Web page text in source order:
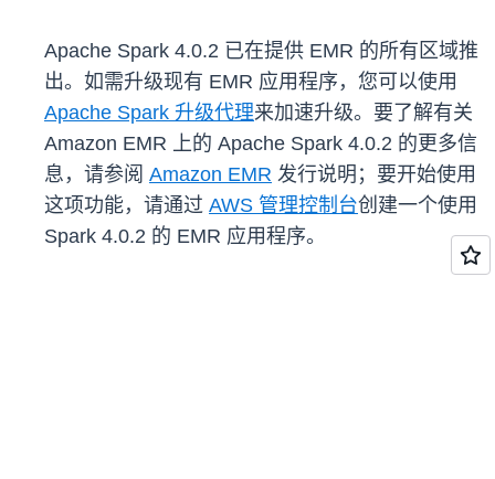
Apache Spark 4.0.2 已在提供 EMR 的所有区域推
出。如需升级现有 EMR 应用程序，您可以使用
Apache Spark 升级代理来加速升级。要了解有关
Amazon EMR 上的 Apache Spark 4.0.2 的更多信
息，请参阅 Amazon EMR 发行说明；要开始使用
这项功能，请通过 AWS 管理控制台创建一个使用
Spark 4.0.2 的 EMR 应用程序。